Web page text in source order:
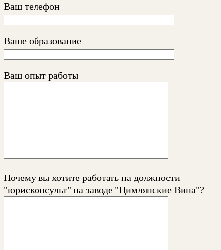
Ваш телефон
Ваше образование
Ваш опыт работы
Почему вы хотите работать на должности
"юрисконсульт" на заводе "Цимлянские Вина"?